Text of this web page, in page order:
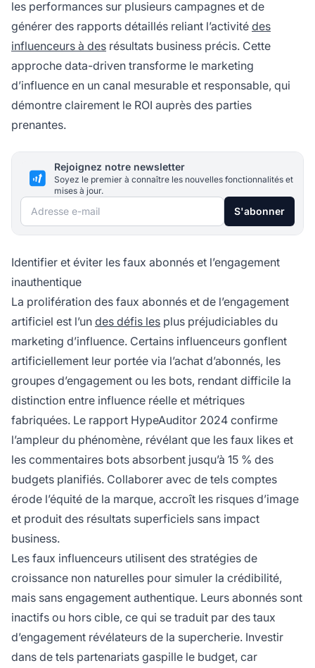
les performances sur plusieurs campagnes et de
générer des rapports détaillés reliant l’activité des
influenceurs à des résultats business précis. Cette
approche data-driven transforme le marketing
d’influence en un canal mesurable et responsable, qui
démontre clairement le ROI auprès des parties
prenantes.
Rejoignez notre newsletter
Soyez le premier à connaître les nouvelles fonctionnalités et
mises à jour.
Adresse e-mail S'abonner
Identifier et éviter les faux abonnés et l’engagement
inauthentique
La prolifération des faux abonnés et de l’engagement
artificiel est l’un des défis les plus préjudiciables du
marketing d’influence. Certains influenceurs gonflent
artificiellement leur portée via l’achat d’abonnés, les
groupes d’engagement ou les bots, rendant difficile la
distinction entre influence réelle et métriques
fabriquées. Le rapport HypeAuditor 2024 confirme
l’ampleur du phénomène, révélant que les faux likes et
les commentaires bots absorbent jusqu’à 15 % des
budgets planifiés. Collaborer avec de tels comptes
érode l’équité de la marque, accroît les risques d’image
et produit des résultats superficiels sans impact
business.
Les faux influenceurs utilisent des stratégies de
croissance non naturelles pour simuler la crédibilité,
mais sans engagement authentique. Leurs abonnés sont
inactifs ou hors cible, ce qui se traduit par des taux
d’engagement révélateurs de la supercherie. Investir
dans de tels partenariats gaspille le budget, car